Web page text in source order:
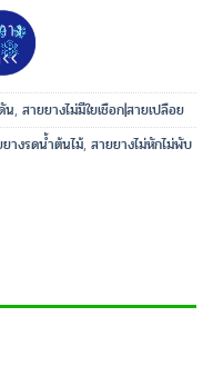
น, สายยางไม่มีใยเชือก|สายเปลือย
างรดน้ำต้นไม้, สายยางไม่หักไม่พับ